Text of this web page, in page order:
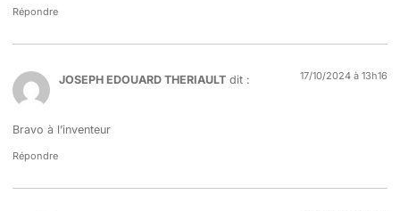
Répondre
JOSEPH EDOUARD THERIAULT dit : 17/10/2024 à 13h16
Bravo à l’inventeur
Répondre